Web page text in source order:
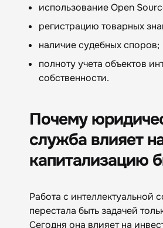
использование Open
регистрацию товарных
наличие судебных споров;
полноту учета объектов
собственности.
Почему
служба влияет
капитализацию
Работа с интеллектуальной
перестала быть задачей
Сегодня она влияет на